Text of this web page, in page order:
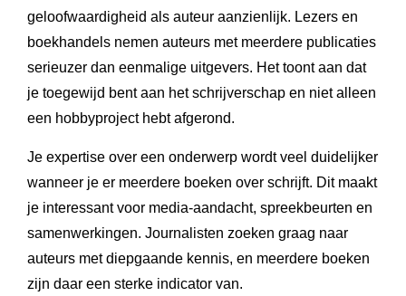
geloofwaardigheid als auteur aanzienlijk. Lezers en
boekhandels nemen auteurs met meerdere publicaties
serieuzer dan eenmalige uitgevers. Het toont aan dat
je toegewijd bent aan het schrijverschap en niet alleen
een hobbyproject hebt afgerond.
Je expertise over een onderwerp wordt veel duidelijker
wanneer je er meerdere boeken over schrijft. Dit maakt
je interessant voor media-aandacht, spreekbeurten en
samenwerkingen. Journalisten zoeken graag naar
auteurs met diepgaande kennis, en meerdere boeken
zijn daar een sterke indicator van.